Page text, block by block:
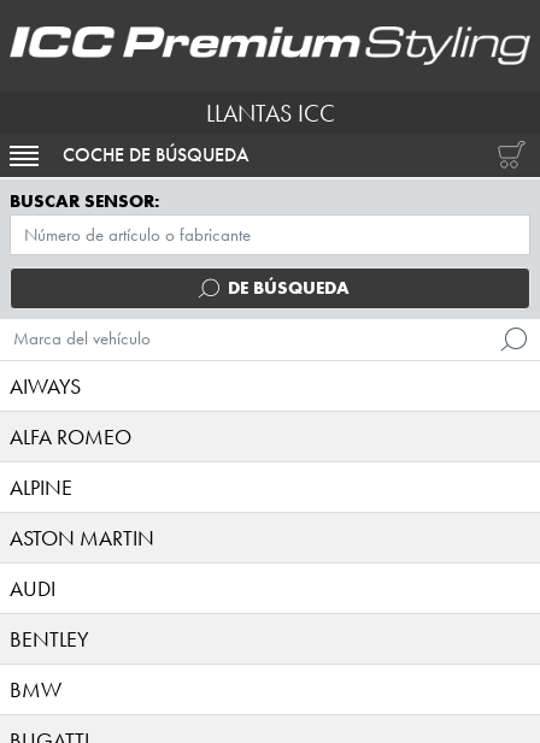
LLANTAS ICC
ACTIVAR NAVEGACIÓN
COCHE DE BÚSQUEDA
BUSCAR SENSOR:
DE BÚSQUEDA
Marca del vehículo
AIWAYS
ALFA ROMEO
ALPINE
ASTON MARTIN
AUDI
BENTLEY
BMW